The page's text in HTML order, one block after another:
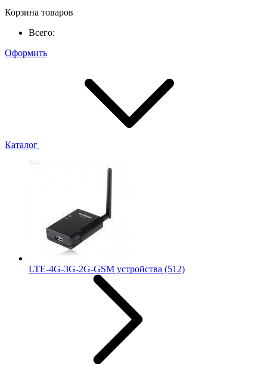
Корзина товаров
Всего:
Оформить
Каталог
LTE-4G-3G-2G-GSM устройства (512)